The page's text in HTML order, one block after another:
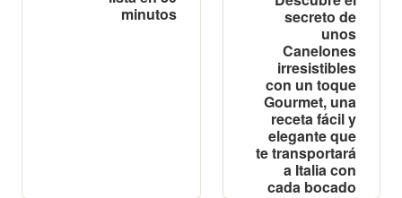
minutos
secreto de
unos
Canelones
irresistibles
con un toque
Gourmet, una
receta fácil y
elegante que
te transportará
a Italia con
cada bocado